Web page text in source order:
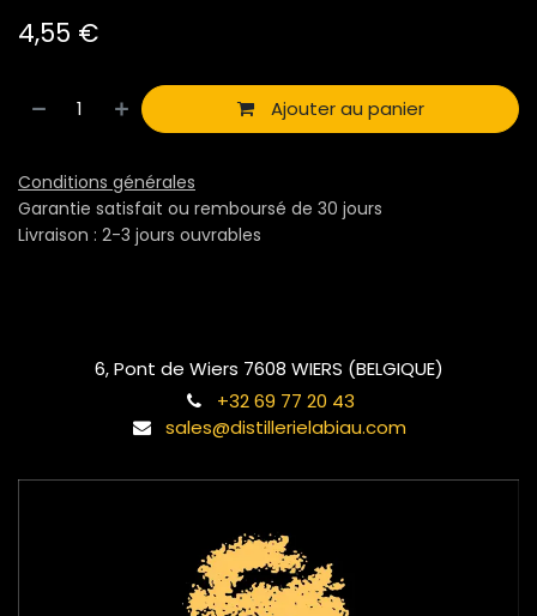
4,55 €
Ajouter au panier
Conditions générales
Garantie satisfait ou remboursé de 30 jours
Livraison : 2-3 jours ouvrables
6, Pont de Wiers 7608 WIERS (BELGIQUE)
+32 69 77 20 43
sales@distillerielabiau.com